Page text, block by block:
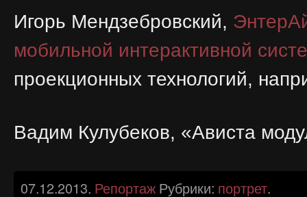
Игорь Мендзебровский,
мобильной интерактивной
проекционных технологий,
Вадим Кулубеков, «Ависта
07.12.2013. Репортаж Рубрики: портрет.